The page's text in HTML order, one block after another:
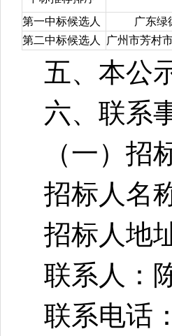
第一中标候选人
广东绿
第二中标候选人
广州市芳村
五、本公
六、联系
（一） 招
招标人名
招标人地
联系人：
联系电话：